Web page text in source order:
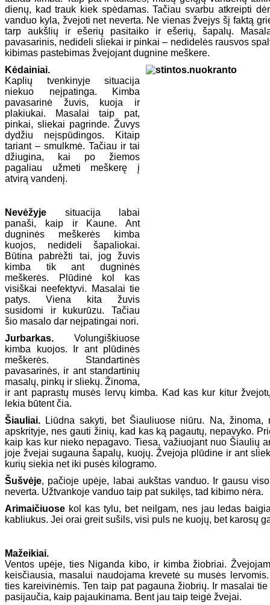
dienų, kad trauk kiek spėdamas. Tačiau svarbu atkreipti
vanduo kyla, žvejoti net neverta. Ne vienas žvejys šį faktą
tarp aukšlių ir ešerių pasitaiko ir ešerių, šapalų.
pavasarinis, nedideli sliekai ir pinkai – nedidelės rausvos
kibimas pastebimas žvejojant dugnine meškere.
Kėdainiai.
Kaplių tvenkinyje situacija
niekuo neįpatinga. Kimba
pavasarinė žuvis, kuoja ir
plakiukai. Masalai taip pat,
pinkai, sliekai pagrinde. Žuvys
dydžiu neįspūdingos. Kitaip
tariant – smulkmė. Tačiau ir tai
džiugina, kai po žiemos
pagaliau užmeti meškerę į
atvirą vandenį.
Nevėžyje situacija labai
panaši, kaip ir Kaune. Ant
dugninės meškerės kimba
kuojos, nedideli šapaliokai.
Būtina pabrėžti tai, jog žuvis
kimba tik ant dugninės
meškerės. Plūdinė kol kas
visiškai neefektyvi. Masalai tie
patys. Viena kita žuvis
susidomi ir kukurūzu. Tačiau
šio masalo dar neįpatingai nori.
Jurbarkas. Volungiškiuose
kimba kuojos. Ir ant plūdinės
meškerės. Standartinės
pavasarinės, ir ant standartinių
masalų, pinkų ir sliekų. Žinoma,
ir ant paprastų musės lervų kimba. Kad kas kur kitur
lekia būtent čia.
Šiauliai.
Liūdna sakyti, bet Šiauliuose niūru. Na,
apskrityje, nes gauti žinių, kad kas ką pagautų, nepavyko.
kaip kas kur nieko nepagavo. Tiesa, važiuojant nuo Šiaulių
joje žvejai sugauna šapalų, kuojų. Žvejoja plūdine ir ant
kurių siekia net iki pusės kilogramo.
Šušvėje, pačioje upėje, labai aukštas vanduo. Ir gausu
neverta. Užtvankoje vanduo taip pat sukilęs, tad kibimo nėra.
Arimaičiuose kol kas tylu, bet neilgam, nes jau ledas
kabliukus. Jei orai greit sušils, visi puls ne kuojų, bet karosų
Mažeikiai.
Ventos upėje, ties Niganda kibo, ir kimba žiobriai.
keisčiausia, masalui naudojama krevetė su musės
ties kareivinėmis. Ten taip pat pagauna žiobrių. Ir masalai
pasijaučia, kaip pajaukinama. Bent jau taip teigė žvejai.